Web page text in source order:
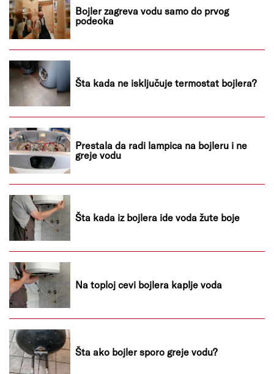
Bojler zagreva vodu samo do prvog
podeoka
Šta kada ne isključuje termostat bojlera?
Prestala da radi lampica na bojleru i ne
greje vodu
Šta kada iz bojlera ide voda žute boje
Na toploj cevi bojlera kaplje voda
Šta ako bojler sporo greje vodu?